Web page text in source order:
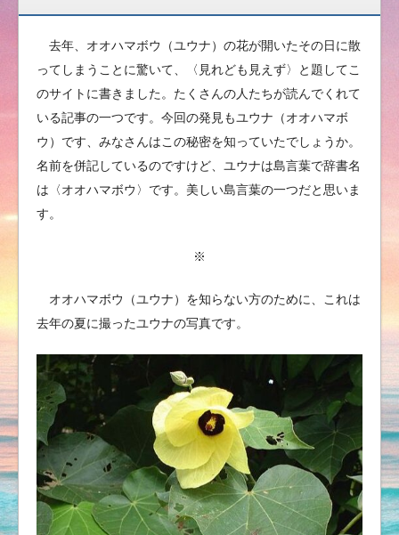
去年、オオハマボウ（ユウナ）の花が開いたその日に散
ってしまうことに驚いて、〈見れども見えず〉と題してこ
のサイトに書きました。たくさんの人たちが読んでくれて
いる記事の一つです。今回の発見もユウナ（オオハマボ
ウ）です、みなさんはこの秘密を知っていたでしょうか。
名前を併記しているのですけど、ユウナは島言葉で辞書名
は〈オオハマボウ〉です。美しい島言葉の一つだと思いま
す。
※
オオハマボウ（ユウナ）を知らない方のために、これは
去年の夏に撮ったユウナの写真です。